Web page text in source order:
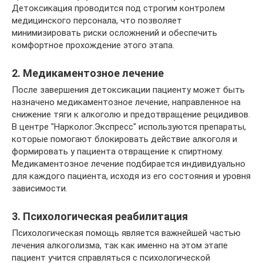
Детоксикация проводится под строгим контролем
медицинского персонала, что позволяет
минимизировать риски осложнений и обеспечить
комфортное прохождение этого этапа.
2. Медикаментозное лечение
После завершения детоксикации пациенту может быть
назначено медикаментозное лечение, направленное на
снижение тяги к алкоголю и предотвращение рецидивов.
В центре "Нарколог.Экспресс" используются препараты,
которые помогают блокировать действие алкоголя и
формировать у пациента отвращение к спиртному.
Медикаментозное лечение подбирается индивидуально
для каждого пациента, исходя из его состояния и уровня
зависимости.
3. Психологическая реабилитация
Психологическая помощь является важнейшей частью
лечения алкоголизма, так как именно на этом этапе
пациент учится справляться с психологической